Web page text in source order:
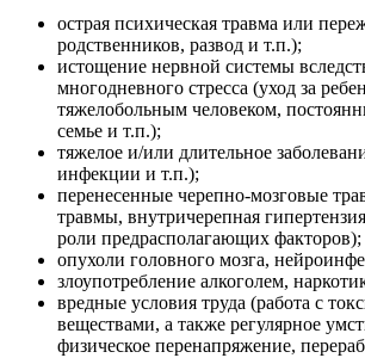
острая психическая травма или
родственников, развод и т.п.);
истощение нервной системы
многодневного стресса (уход за
тяжелобольным человеком,
семье и т.п.);
тяжелое и/или длительное
инфекции и т.п.);
перенесенные черепно-мозговые
травмы, внутричерепная
роли предрасполагающих факторов);
опухоли головного мозга,
злоупотребление алкоголем,
вредные условия труда (работа с
веществами, а также регулярное
физическое перенапряжение,